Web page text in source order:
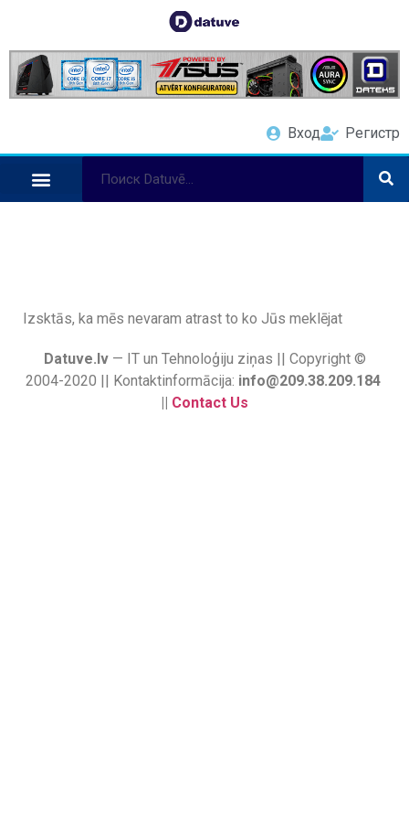
Вход Регистр
Izsktās, ka mēs nevaram atrast to ko Jūs meklējat
Datuve.lv— IT un Tehnoloģiju ziņas || Copyright ©
2004-2020 || Kontaktinformācija: info@209.38.209.184
|| Contact Us